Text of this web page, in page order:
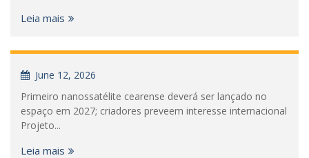
Leia mais
June 12, 2026
Primeiro nanossatélite cearense deverá ser lançado no
espaço em 2027; criadores preveem interesse internacional
Projeto...
Leia mais